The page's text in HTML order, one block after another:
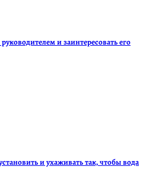
и заинтересовать его
и ухаживать так, чтобы вода